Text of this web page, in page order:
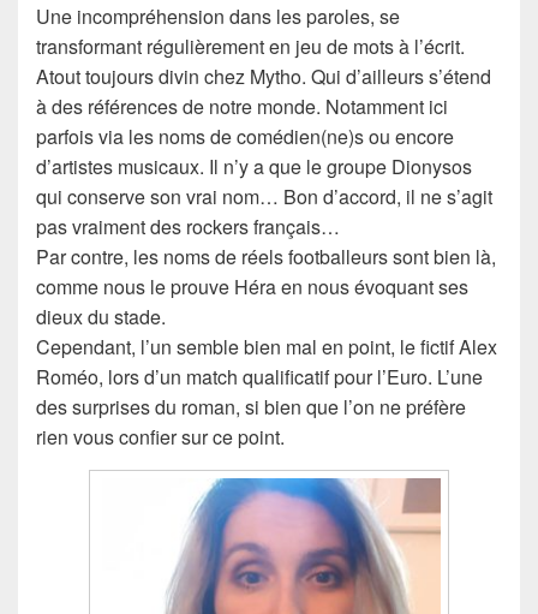
Une incompréhension dans les paroles, se
transformant régulièrement en jeu de mots à l’écrit.
Atout toujours divin chez Mytho. Qui d’ailleurs s’étend
à des références de notre monde. Notamment ici
parfois via les noms de comédien(ne)s ou encore
d’artistes musicaux. Il n’y a que le groupe Dionysos
qui conserve son vrai nom… Bon d’accord, il ne s’agit
pas vraiment des rockers français…
Par contre, les noms de réels footballeurs sont bien là,
comme nous le prouve Héra en nous évoquant ses
dieux du stade.
Cependant, l’un semble bien mal en point, le fictif Alex
Roméo, lors d’un match qualificatif pour l’Euro. L’une
des surprises du roman, si bien que l’on ne préfère
rien vous confier sur ce point.